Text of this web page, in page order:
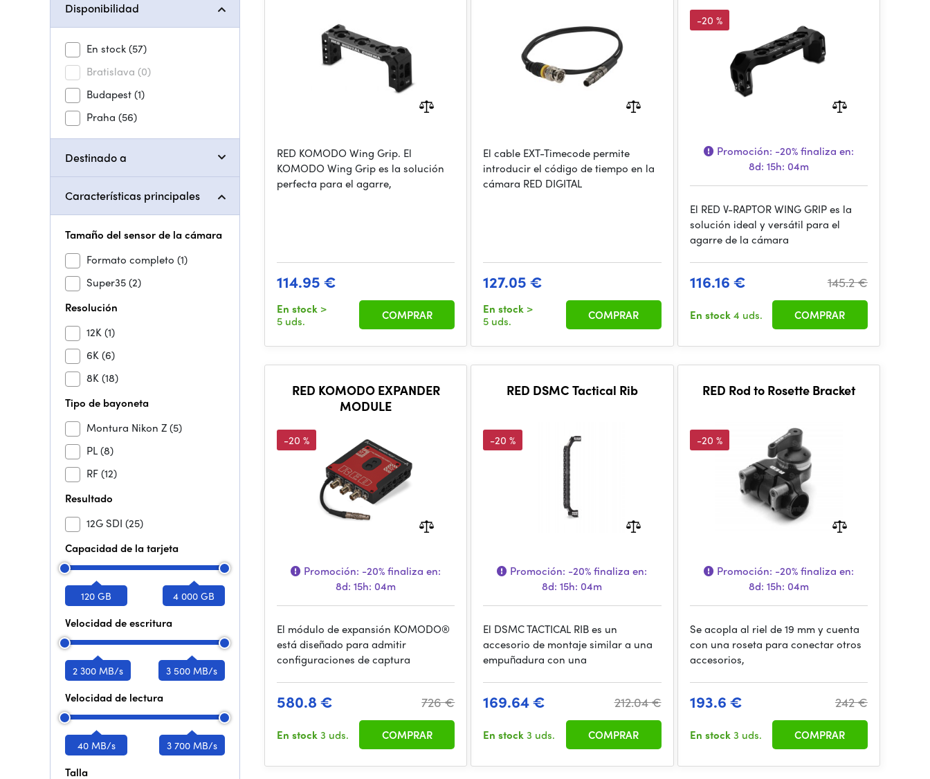
Disponibilidad
En stock(57)
Bratislava (0)
Budapest(1)
Praha (56)
Destinado a
Características principales
Tamaño del sensor de la cámara
Formato completo (1)
Super35(2)
Resolución
12K(1)
6K(6)
8K(18)
Tipo de bayoneta
Montura Nikon Z(5)
PL(8)
RF(12)
Resultado
12G SDI (25)
Capacidad de la tarjeta
120 GB 4 000 GB
Velocidad de escritura
2 300 MB/s 3 500 MB/s
Velocidad de lectura
40 MB/s 3 700 MB/s
Talla
RED KOMODO Wing Grip. El
KOMODO Wing Grip es la solución
perfecta para el agarre,
114.95 €
En stock >
5 uds.
COMPRAR
El cable EXT-Timecode permite
introducir el código de tiempo en la
cámara RED DIGITAL
127.05 €
En stock >
5 uds.
COMPRAR
-20 %
Promoción: -20%finaliza en:
8d: 15h: 04m
El RED V-RAPTOR WING GRIP es la
solución ideal y versátil para el
agarre de la cámara
116.16 € 145.2 €
En stock4 uds. COMPRAR
RED KOMODO EXPANDER
MODULE
-20 %
Promoción: -20%finaliza en:
8d: 15h: 04m
El módulo de expansión KOMODO®
está diseñado para admitir
configuraciones de captura
580.8 € 726 €
En stock3 uds. COMPRAR
RED DSMC Tactical Rib
-20 %
Promoción: -20%finaliza en:
8d: 15h: 04m
El DSMC TACTICAL RIB es un
accesorio de montaje similar a una
empuñadura con una
169.64 € 212.04 €
En stock3 uds. COMPRAR
RED Rod to Rosette Bracket
-20 %
Promoción: -20%finaliza en:
8d: 15h: 04m
Se acopla al riel de 19 mm y cuenta
con una roseta para conectar otros
accesorios,
193.6 € 242 €
En stock3 uds. COMPRAR